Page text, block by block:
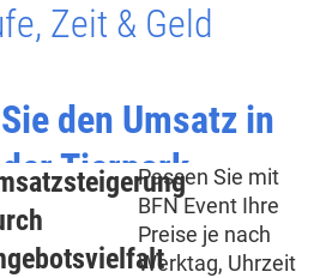
Zeit & Geld
den Umsatz in
TierparkPassen Sie mit
BFN Event Ihre
Preise je nach
Werktag, Uhrzeit